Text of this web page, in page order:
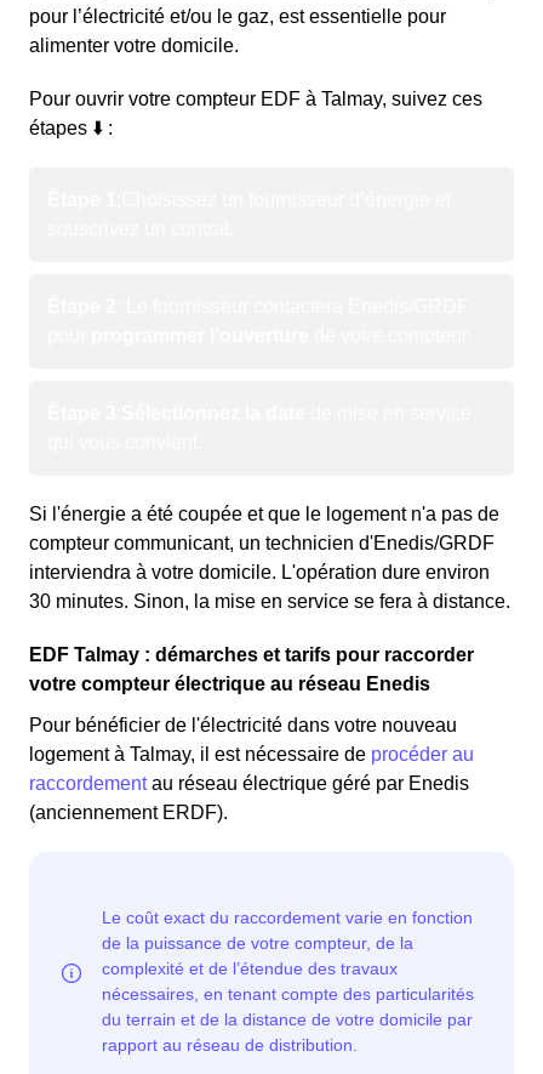
pour l’électricité et/ou le gaz, est essentielle pour
alimenter votre domicile.
Pour ouvrir votre compteur EDF à Talmay, suivez ces
étapes ⬇️ :
Si l'énergie a été coupée et que le logement n'a pas de
compteur communicant, un technicien d'Enedis/GRDF
interviendra à votre domicile. L'opération dure environ
30 minutes. Sinon, la mise en service se fera à distance.
EDF Talmay : démarches et tarifs pour raccorder
votre compteur électrique au réseau Enedis
Pour bénéficier de l'électricité dans votre nouveau
logement à Talmay, il est nécessaire de procéder au
raccordementau réseau électrique géré par Enedis
(anciennement ERDF).